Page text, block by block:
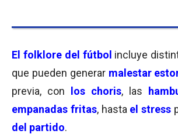
El folklore del fútbol incluye
que pueden generarmalestar
previa, con
los choris, las
empanadas fritas, hasta el stress
del partido.